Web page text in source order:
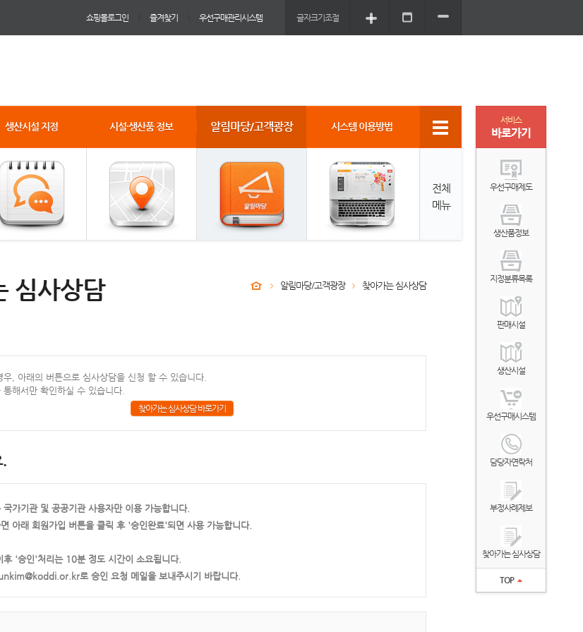
쇼핑몰로그인 즐겨찾기 우선구매관리시스템 글자크기조절
생산시설 지정 시설·생산품 정보 알림마당/고객광장 시스템 이용방법
전체
메뉴
심사상담 알림마당/고객광장 찾아가는 심사상담
우, 아래의 버튼으로 심사상담을 신청 할 수 있습니다.
통해서만 확인하실 수 있습니다.
찾아가는 심사상담 바로가기
.
국가기관 및 공공기관 사용자만 이용 가능합니다.
아래 회원가입 버튼을 클릭 후 '승인완료'되면 사용 가능합니다.
후 '승인'처리는 10분 정도 시간이 소요됩니다.
로 승인 요청 메일을 보내주시기 바랍니다.
서비스
바로가기
우선구매제도
생산품정보
지정분류목록
판매시설
생산시설
우선구매시스템
담당자연락처
부정사례제보
찾아가는 심사상담
TOP